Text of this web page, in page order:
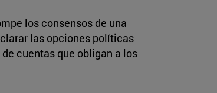
los consensos de una
las opciones políticas
cuentas que obligan a los